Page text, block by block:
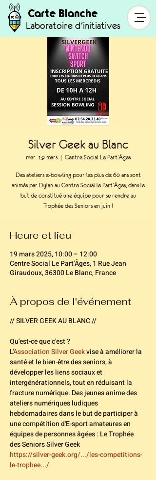
Carte Blanche
Laboratoire d'initiatives
Silver Geek au Blanc
mer. 19 mars
  |
Centre Social Le Part'Âges
Des ateliers e-bowling pour les plus de 60 ans sont
animés par Dylan au Centre Social le Part'Âges, dans le
but de constitué une équipe pour se rendre au
Trophée des Seniors en juin !
Heure et lieu
19 mars 2025, 10:00 – 12:00
Centre Social Le Part'Âges, 1 Rue Jean
Giraudoux, 36300 Le Blanc, France
À propos de l'événement
// SILVER GEEK AU BLANC //
Qu'est-ce que c'est ?
L'Association Silver Geek vise à améliorer la
santé et le bien-être des seniors, à
développer les liens sociaux et
intergénérationnels, tout en réduisant la
fracture numérique. Des jeunes anime des
ateliers numériques ludiques
hebdomadaires dans le but de participer à
une compétition d'E-sport amateures en
équipes de personnes âgées : Le Trophée
des Seniors Silver Geek
https://silver-geek.org/.../les-competitions-
le-trophee.../